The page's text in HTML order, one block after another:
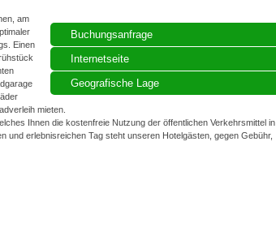
Buchungsanfrage
Internetseite
Geografische Lage
am
Einen
mieten.
Ihnen die kostenfreie Nutzung der öffentlichen Verkehrsmittel in
und erlebnisreichen Tag steht unseren Hotelgästen, gegen Gebühr,